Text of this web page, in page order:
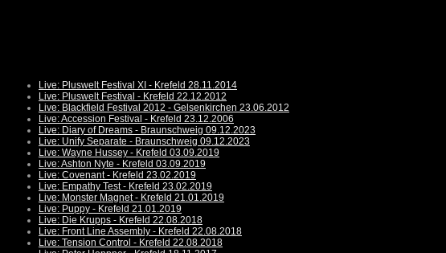
Live: Pluswelt Festival XI - Krefeld 28.11.2014
Live: Pluswelt Festival - Krefeld 22.12.2012
Live: Blackfield Festival 2012 - Gelsenkirchen 23.06.2012
Live: Accession Festival - Krefeld 23.12.2006
Live: Diary of Dreams - Braunschweig 09.12.2023
Live: Unify Separate - Braunschweig 09.12.2023
Live: Wayne Hussey - Krefeld 03.09.2019
Live: Ashton Nyte - Krefeld 03.09.2019
Live: Covenant - Krefeld 23.02.2019
Live: Empathy Test - Krefeld 23.02.2019
Live: Monster Magnet - Krefeld 21.01.2019
Live: Puppy - Krefeld 21.01.2019
Live: Die Krupps - Krefeld 22.08.2018
Live: Front Line Assembly - Krefeld 22.08.2018
Live: Tension Control - Krefeld 22.08.2018